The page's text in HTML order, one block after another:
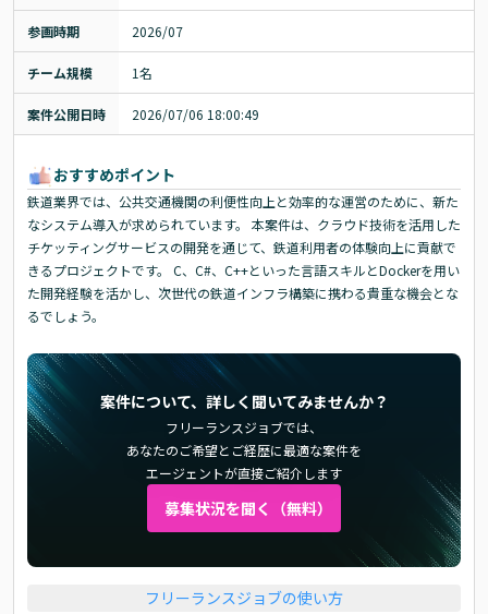
参画時期 2026/07
チーム規模 1名
案件公開日時 2026/07/06 18:00:49
おすすめポイント
鉄道業界では、公共交通機関の利便性向上と効率的な運営のために、新た
なシステム導入が求められています。 本案件は、クラウド技術を活用した
チケッティングサービスの開発を通じて、鉄道利用者の体験向上に貢献で
きるプロジェクトです。 C、C#、C++といった言語スキルとDockerを用い
た開発経験を活かし、次世代の鉄道インフラ構築に携わる貴重な機会とな
るでしょう。
案件について、詳しく聞いてみませんか？
フリーランスジョブでは、
あなたのご希望とご経歴に最適な案件を
エージェントが直接ご紹介します
募集状況を聞く（無料）
フリーランスジョブの使い方